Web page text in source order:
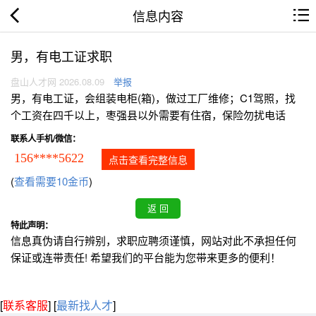
信息内容
男，有电工证求职
盘山人才网 2026.08.09 举报
男，有电工证，会组装电柜(箱)，做过工厂维修；C1驾照，找
个工资在四千以上，枣强县以外需要有住宿，保险勿扰电话
联系人手机/微信：
156****5622 点击查看完整信息
(查看需要10金币)
特此声明：
信息真伪请自行辨别，求职应聘须谨慎，网站对此不承担任何
保证或连带责任! 希望我们的平台能为您带来更多的便利！
[联系客服] [最新找人才]